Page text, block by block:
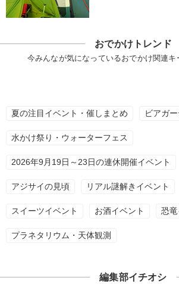
おでかけトレンド
今みんなが気になっているおでかけ関連キ
夏の注目イベント・催しまとめ ビアガ
水かけ祭り・ウォーターフェス
2026年9月19日～23日の連休開催イベント
アジサイの見頃 リアル謎解きイベント
スイーツイベント お酒イベント 恐竜
プラネタリウム・天体観測
編集部イチオシ